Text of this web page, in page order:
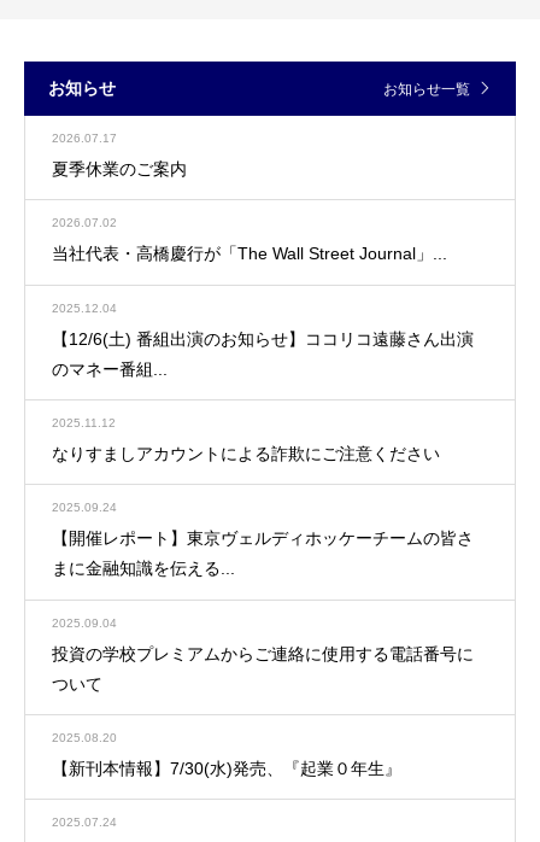
お知らせ お知らせ一覧
2026.07.17
夏季休業のご案内
2026.07.02
当社代表・高橋慶行が「The Wall Street Journal」...
2025.12.04
【12/6(土) 番組出演のお知らせ】ココリコ遠藤さん出演
のマネー番組...
2025.11.12
なりすましアカウントによる詐欺にご注意ください
2025.09.24
【開催レポート】東京ヴェルディホッケーチームの皆さ
まに金融知識を伝える...
2025.09.04
投資の学校プレミアムからご連絡に使用する電話番号に
ついて
2025.08.20
【新刊本情報】7/30(水)発売、『起業０年生』
2025.07.24